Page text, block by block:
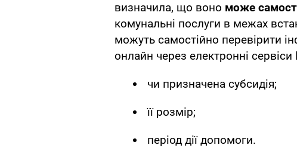
визначила, що воно може
комунальні послуги в межах
можуть самостійно перевірити
онлайн через електронні
чи призначена субсидія;
її розмір;
період дії допомоги.